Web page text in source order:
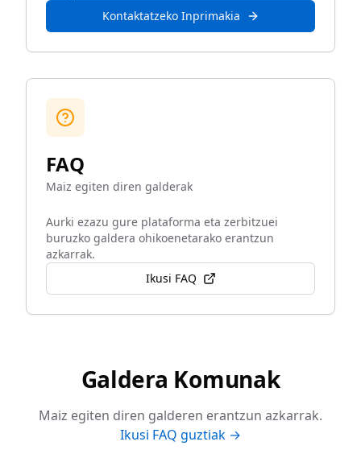
Kontaktatzeko Inprimakia
FAQ
Maiz egiten diren galderak
Aurki ezazu gure plataforma eta zerbitzuei
buruzko galdera ohikoenetarako erantzun
azkarrak.
Ikusi FAQ
Galdera Komunak
Maiz egiten diren galderen erantzun azkarrak.
Ikusi FAQ guztiak →